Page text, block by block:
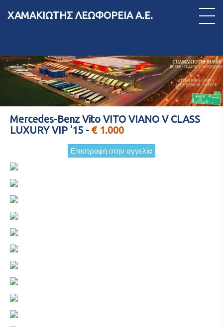
ΧΑΜΑΚΙΩΤΗΣ ΛΕΩΦΟΡΕΙΑ Α.Ε.
Mercedes-Benz Vito VITO VIANO V CLASS
LUXURY VIP '15 - € 1.000
Επιστροφή στην αγγελία